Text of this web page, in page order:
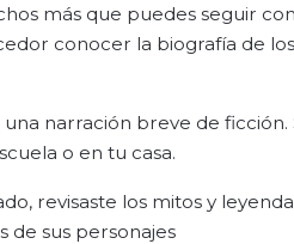
más que puedes seguir
conocer la biografía de
narración breve de
o en tu casa.
revisaste los mitos y
de sus personajes